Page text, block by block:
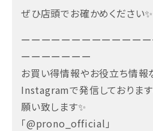
ぜひ店頭でお確かめください✨
ーーーーーーーーーーーー
ーーーーーーー
お買い得情報やお役立ち情報
Instagramで発信しております
願い致します✨
「@prono_official」